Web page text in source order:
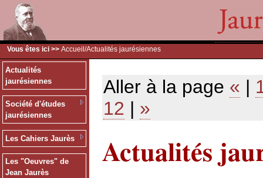
Vous êtes ici >> Accueil /Actualités jaurésiennes
Actualités
jaurésiennes
Société d'études
jaurésiennes
Les Cahiers Jaurès
Les "Oeuvres" de
Jean Jaurès
Aller à la page « |
12 | »
Actualités